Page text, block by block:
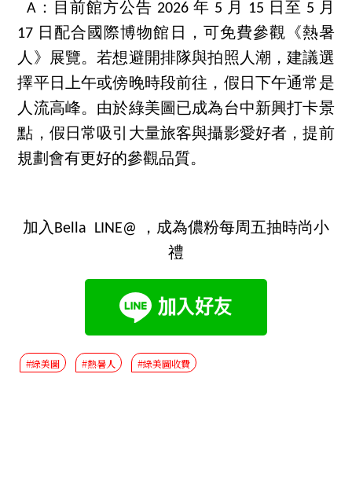
A：目前館方公告 2026 年 5 月 15 日至 5 月
17 日配合國際博物館日，可免費參觀《熱暑
人》展覽。若想避開排隊與拍照人潮，建議選
擇平日上午或傍晚時段前往，假日下午通常是
人流高峰。由於綠美圖已成為台中新興打卡景
點，假日常吸引大量旅客與攝影愛好者，提前
規劃會有更好的參觀品質。
加入Bella LINE@ ，成為儂粉每周五抽時尚小
禮
#綠美圖 #熱暑人 #綠美圖收費